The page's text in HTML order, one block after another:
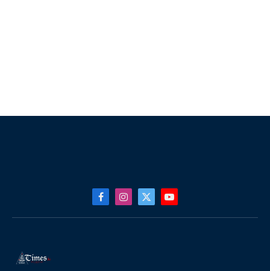
FacebookInstagram
X
(Twitter)
YouTube